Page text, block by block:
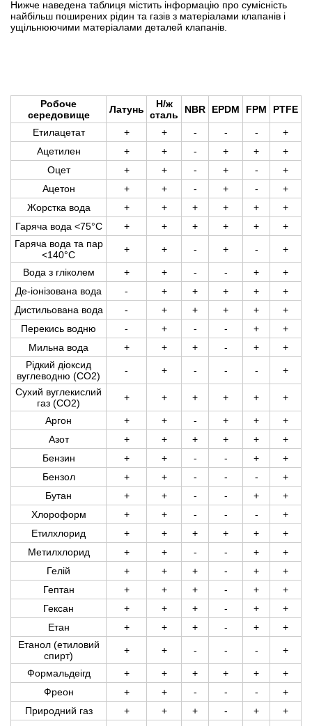
Нижче наведена таблиця містить інформацію про сумісність
найбільш поширених рідин та газів з матеріалами клапанів і
ущільнюючими матеріалами деталей клапанів.
Робоче
середовище
Латунь
Н/ж
сталь
NBR EPDM FPM PTFE
Етилацетат + + - - -
+
Ацетилен
+ + - + +
+
Оцет
+ + - + -
+
Ацетон
+ + - + -
+
Жорстка вода
+ + + + +
+
Гаряча вода <75°C
+ + + + +
+
Гаряча вода та пар
<140°C
+ + - + - +
Вода з гліколем + + - - +
+
Де-іонізована вода
- + + + +
+
Дистильована вода
- + + + +
+
Перекись водню
- + - - +
+
Мильна вода
+ + + - +
+
Рідкий діоксид
вуглеводню (СО2)
- + - - -
+
Сухий вуглекислий
газ (СО2)
+ + + + + +
Аргон + + - + +
+
Азот
+ + + + +
+
Бензин
+ + - - +
+
Бензол
+ + - - -
+
Бутан
+ + - - +
+
Хлороформ
+ + - - -
+
Етилхлорид
+ + + + +
+
Метилхлорид
+ + - - +
+
Гелій
+ + + - +
+
Гептан
+ + + - +
+
Гексан
+ + + - +
+
Етан
+ + + - +
+
Етанол (етиловий
спирт)
+ + - - - +
Формальдеігд + + + + +
+
Фреон
+ + - - -
+
Природний газ
+ + + - +
+